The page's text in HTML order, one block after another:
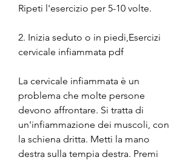
Ripeti l'esercizio per 5-10 volte.
2. Inizia seduto o in piedi,Esercizi
cervicale infiammata pdf
La cervicale infiammata è un
problema che molte persone
devono affrontare. Si tratta di
un'infiammazione dei muscoli, con
la schiena dritta. Metti la mano
destra sulla tempia destra. Premi